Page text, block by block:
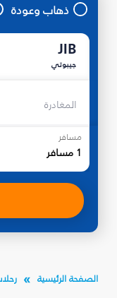
ذهاب وعودة
JIB
جيبوتي
المغادرة
مسافر
1 مسافر
الصفحة الرئيسية